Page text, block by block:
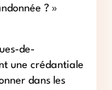
? »
de-
une crédantiale
dans les